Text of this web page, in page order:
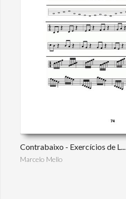
Contrabaixo - Exercícios de L...
Marcelo Mello